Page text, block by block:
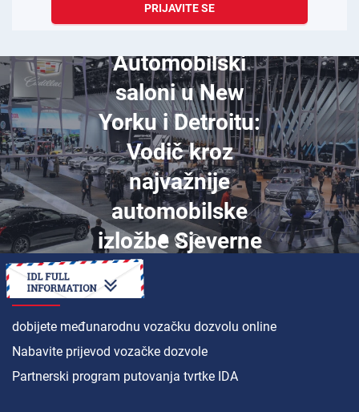
PRIJAVITE SE
Automobilski
saloni u New
Yorku i Detroitu:
Vodič kroz
najvažnije
automobilske
izložbe Sjeverne
Amerike
KAKO DA
dobijete međunarodnu vozačku dozvolu online
Nabavite prijevod vozačke dozvole
Partnerski program putovanja tvrtke IDA